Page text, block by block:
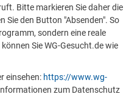
Bitte markieren Sie daher die
Sie den Button "Absenden". So
sondern eine reale
Sie WG-Gesucht.de wie
einsehen: https://www.wg-
zum Datenschutz